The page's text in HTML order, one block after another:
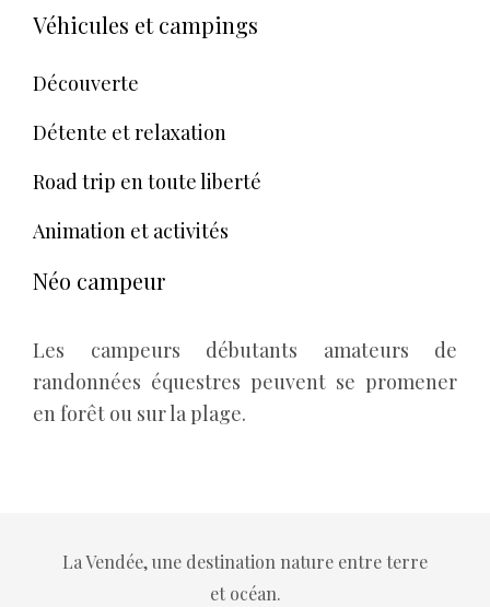
Véhicules et campings
Découverte
Détente et relaxation
Road trip en toute liberté
Animation et activités
Néo campeur
Les campeurs débutants amateurs de
randonnées équestres peuvent se promener
en forêt ou sur la plage.
La Vendée, une destination nature entre terre
et océan.